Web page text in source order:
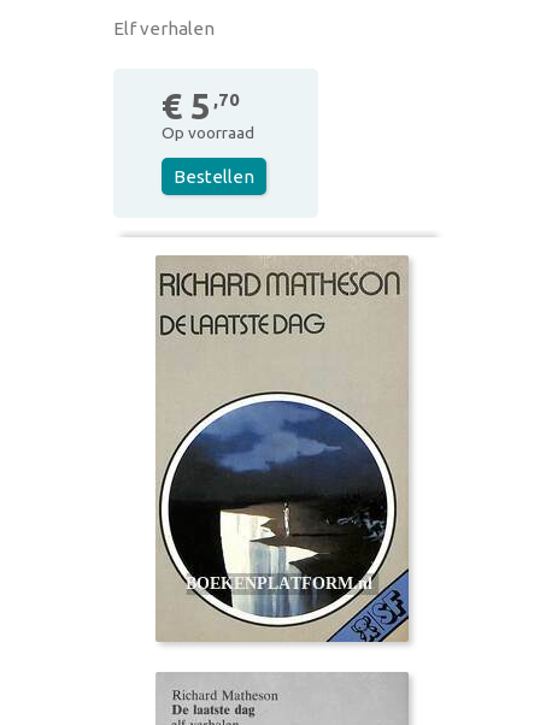
Elf verhalen
€ 5 ,70
Op voorraad
Bestellen